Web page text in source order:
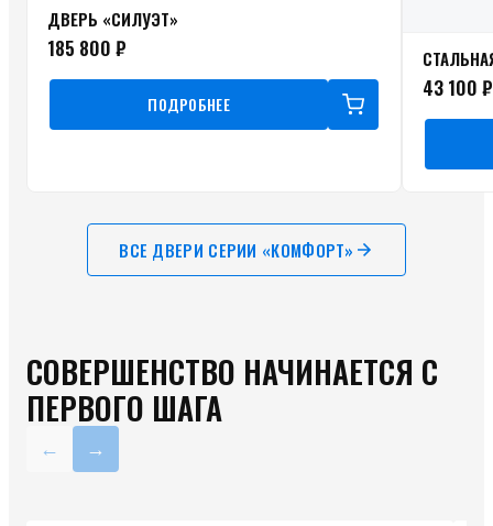
ДВЕРЬ «СИЛУЭТ»
185 800 ₽
ПОДРОБНЕЕ
43 100 ₽
ВСЕ ДВЕРИ СЕРИИ «КОМФОРТ»
СОВЕРШЕНСТВО НАЧИНАЕТСЯ С
ПЕРВОГО ШАГА
← →